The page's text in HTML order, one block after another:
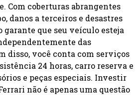
Com coberturas abrangentes
danos a terceiros e desastres
garante que seu veículo esteja
das
disso, você conta com serviços
24 horas, carro reserva e
e peças especiais. Investir
não é apenas uma questão